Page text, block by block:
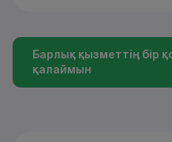
Барлық қызметтің бір
қалаймын